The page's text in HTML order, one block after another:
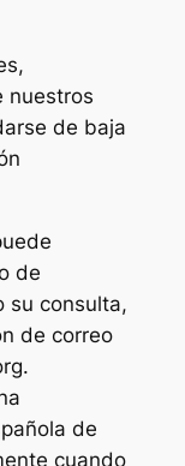
nuestros
de baja
de
su consulta,
de correo
de
cuando